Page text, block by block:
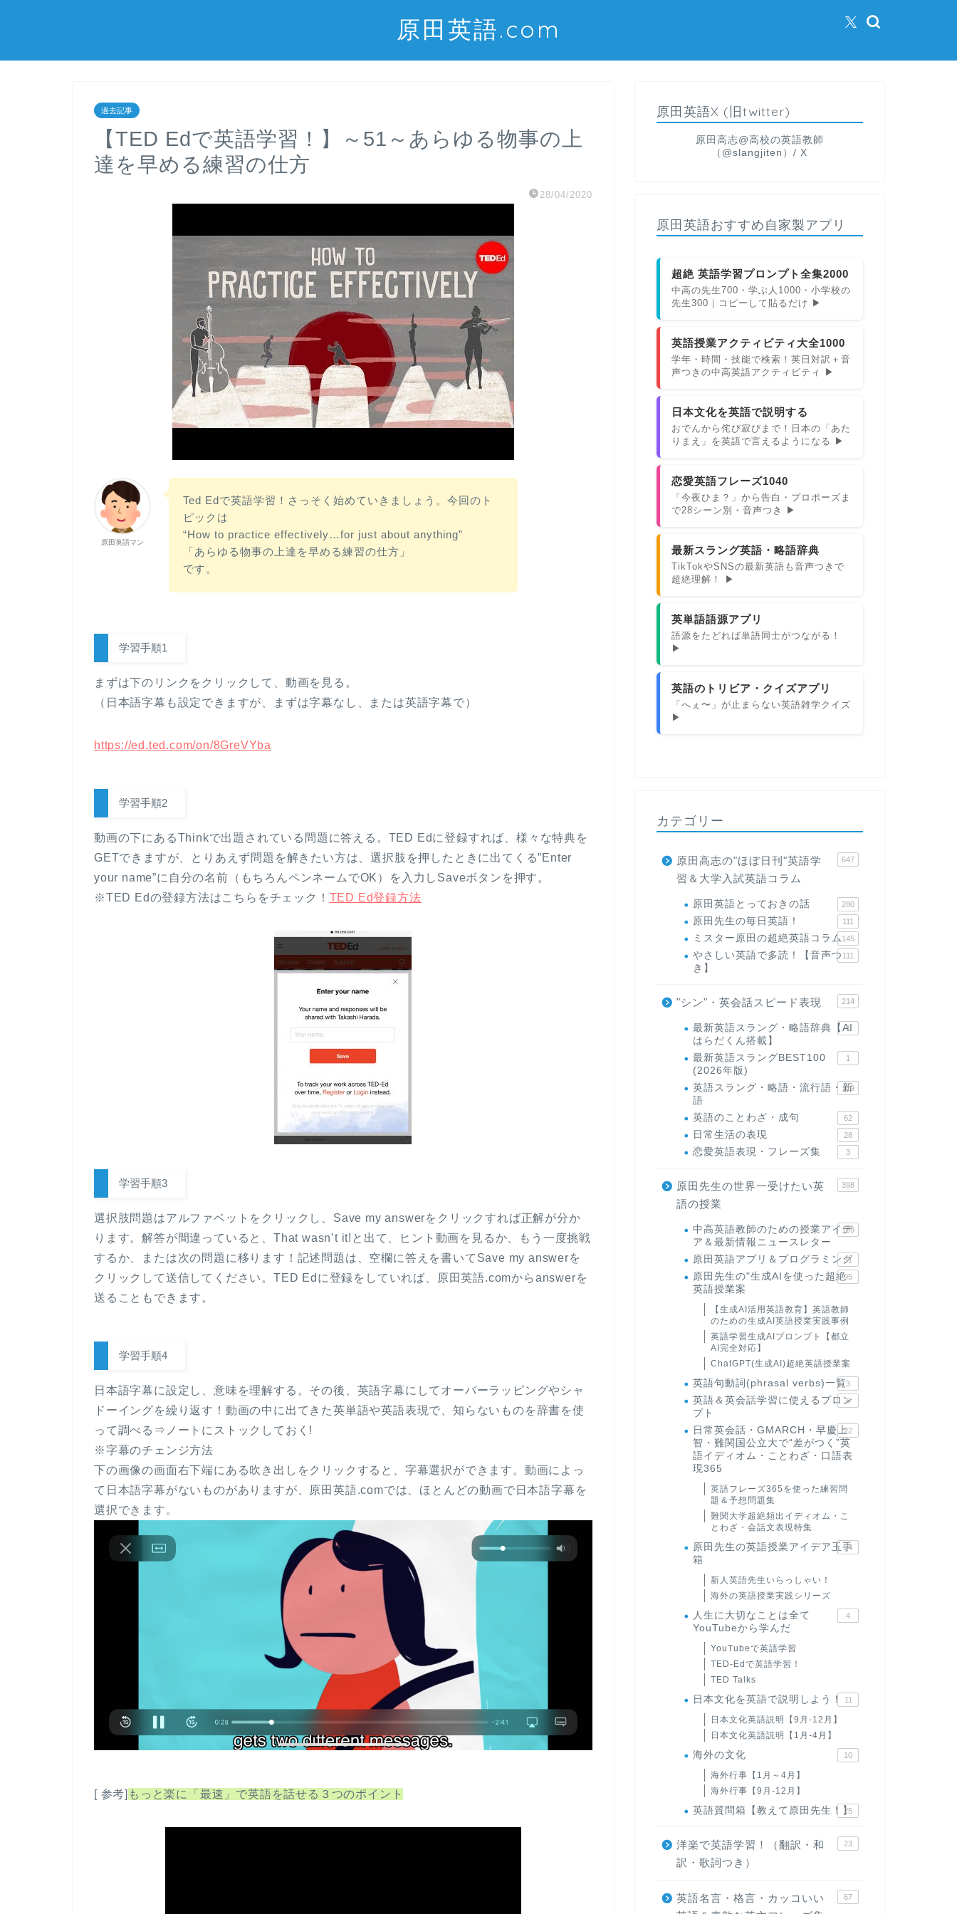
原田英語.com
過去記事
【TED Edで英語学習！】～51～あらゆる物事の上
達を早める練習の仕方
28/04/2020
原田英語マン
Ted Edで英語学習！さっそく始めていきましょう。今回のト
ピックは
“How to practice effectively…for just about anything”
「あらゆる物事の上達を早める練習の仕方」
です。
学習手順1
まずは下のリンクをクリックして、動画を見る。
（日本語字幕も設定できますが、まずは字幕なし、または英語字幕で）
https://ed.ted.com/on/8GreVYba
学習手順2
動画の下にあるThinkで出題されている問題に答える。TED Edに登録すれば、様々な特典を
GETできますが、とりあえず問題を解きたい方は、選択肢を押したときに出てくる”Enter
your name”に自分の名前（もちろんペンネームでOK）を入力しSaveボタンを押す。
※TED Edの登録方法はこちらをチェック！ TED Ed登録方法
学習手順3
選択肢問題はアルファベットをクリックし、Save my answerをクリックすれば正解が分か
ります。解答が間違っていると、That wasn’t it!と出て、ヒント動画を見るか、もう一度挑戦
するか、または次の問題に移ります！記述問題は、空欄に答えを書いてSave my answerを
クリックして送信してください。TED Edに登録をしていれば、原田英語.comからanswerを
送ることもできます。
学習手順4
日本語字幕に設定し、意味を理解する。その後、英語字幕にしてオーバーラッピングやシャ
ドーイングを繰り返す！動画の中に出てきた英単語や英語表現で、知らないものを辞書を使
って調べる⇒ノートにストックしておく!
※字幕のチェンジ方法
下の画像の画面右下端にある吹き出しをクリックすると、字幕選択ができます。動画によっ
て日本語字幕がないものがありますが、原田英語.comでは、ほとんどの動画で日本語字幕を
選択できます。
[ 参考] もっと楽に「最速」で英語を話せる３つのポイント
原田英語X (旧twitter)
原田高志@高校の英語教師
（@slangjiten）/ X
原田英語おすすめ自家製アプリ
超絶 英語学習プロンプト全集2000
中高の先生700・学ぶ人1000・小学校の
先生300｜コピーして貼るだけ ▶
英語授業アクティビティ大全1000
学年・時間・技能で検索！英日対訳＋音
声つきの中高英語アクティビティ ▶
日本文化を英語で説明する
おでんから侘び寂びまで！日本の「あた
りまえ」を英語で言えるようになる ▶
恋愛英語フレーズ1040
「今夜ひま？」から告白・プロポーズま
で28シーン別・音声つき ▶
最新スラング英語・略語辞典
TikTokやSNSの最新英語も音声つきで
超絶理解！ ▶
英単語語源アプリ
語源をたどれば単語同士がつながる！
▶
英語のトリビア・クイズアプリ
「へぇ〜」が止まらない英語雑学クイズ
▶
カテゴリー
原田高志の"ほぼ日刊"英語学
習＆大学入試英語コラム
647
原田英語とっておきの話 280
原田先生の毎日英語！ 111
ミスター原田の超絶英語コラム145
やさしい英語で多読！【音声つ
き】
111
"シン"・英会話スピード表現 214
最新英語スラング・略語辞典【AI
はらだくん搭載】
1
最新英語スラングBEST100
(2026年版)
1
英語スラング・略語・流行語・新
語
119
英語のことわざ・成句 62
日常生活の表現 28
恋愛英語表現・フレーズ集 3
原田先生の世界一受けたい英
語の授業
398
中高英語教師のための授業アイデ
ア＆最新情報ニュースレター
169
原田英語アプリ＆プログラミング
31
原田先生の"生成AIを使った超絶
英語授業案
95
【生成AI活用英語教育】英語教師
のための生成AI英語授業実践事例
英語学習生成AIプロンプト【都立
AI完全対応】
ChatGPT(生成AI)超絶英語授業案
英語句動詞(phrasal verbs)一覧3
英語＆英会話学習に使えるプロン
プト
6
日常英会話・GMARCH・早慶上
智・難関国公立大で“差がつく”英
語イディオム・ことわざ・口語表
現365
22
英語フレーズ365を使った練習問
題＆予想問題集
難関大学超絶頻出イディオム・こ
とわざ・会話文表現特集
原田先生の英語授業アイデア玉手
箱
24
新人英語先生いらっしゃい！
海外の英語授業実践シリーズ
人生に大切なことは全て
YouTubeから学んだ
4
YouTubeで英語学習
TED-Edで英語学習！
TED Talks
日本文化を英語で説明しよう！ 11
日本文化英語説明【9月-12月】
日本文化英語説明【1月-4月】
海外の文化 10
海外行事【1月～4月】
海外行事【9月-12月】
英語質問箱【教えて原田先生！】
25
洋楽で英語学習！（翻訳・和
訳・歌詞つき）
23
英語名言・格言・カッコいい
67